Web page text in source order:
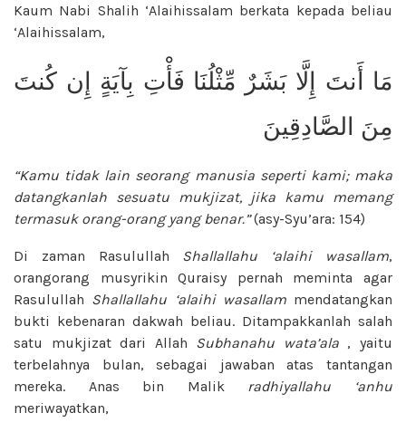
Kaum Nabi Shalih ‘Alaihissalam berkata kepada beliau
‘Alaihissalam,
مَا أَنتَ إِلَّا بَشَرٌ مِّثْلُنَا فَأْتِ بِآيَةٍ إِن كُنتَ
مِنَ الصَّادِقِينَ
“Kamu tidak lain seorang manusia seperti kami; maka
datangkanlah sesuatu
mukjizat, jika kamu memang
termasuk orang-orang yang benar.”(asy-Syu’ara: 154)
Di zaman Rasulullah Shallallahu ‘alaihi wasallam,
orangorang musyrikin Quraisy pernah meminta agar
Rasulullah Shallallahu ‘alaihi wasallammendatangkan
bukti kebenaran dakwah beliau. Ditampakkanlah salah
satu mukjizat dari Allah Subhanahu wata’ala, yaitu
terbelahnya bulan, sebagai jawaban atas tantangan
mereka. Anas bin Malik radhiyallahu ‘anhu
meriwayatkan,